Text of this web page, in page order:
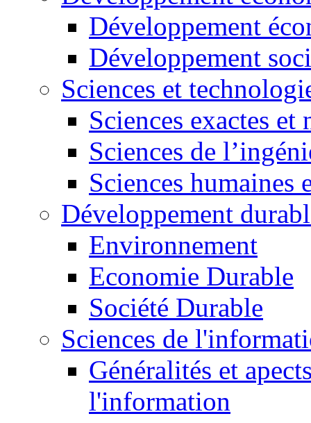
Développement
Développement
Sciences et
Sciences exactes et
Sciences de
Sciences humaines
Développement
Environnement
Economie Durable
Société Durable
Sciences de
Généralités et
l'information